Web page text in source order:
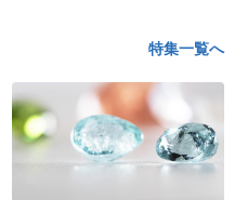
特集一覧へ